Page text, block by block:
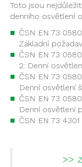
Toto jsou
denního osvětlení
ČSN EN 73
Základní
ČSN EN 73
2: Denní
ČSN EN 73
Denní osvětlení
ČSN EN 73
Denní osvětlení
ČSN EN 73
>>